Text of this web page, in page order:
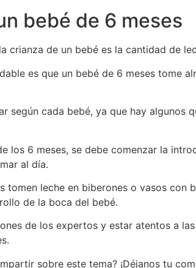
bebé de 6 meses
crianza de un bebé es la cantidad de
es que un bebé de 6 meses tome
según cada bebé, ya que hay algunos
los 6 meses, se debe comenzar la
al día.
tomen leche en biberones o vasos con
de la boca del bebé.
de los expertos y estar atentos a
sobre este tema? ¡Déjanos tu